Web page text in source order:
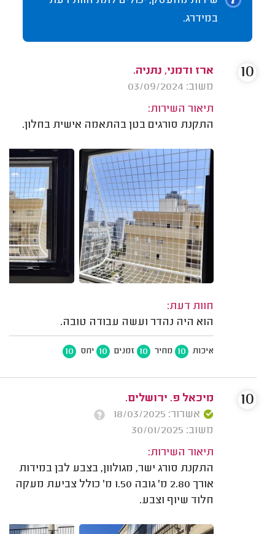
במידרג.
ארז ודמני, נתניה.
משוב: 03/09/2024
תיאור השירות:
התקנת סורגים בטן בהתאמה אישית בחלון.
חוות דעת:
הוא היה נהדר ועשה עבודה טובה.
איכות 10 מחיר 10 זמנים 10 יחס 10
10
מיכאל פ. ירושלים.
אשרור: 18/03/2025
משוב: 30/01/2025
תיאור השירות:
התקנת סורג ישר, מגולוון, בצבע לבן במידות
אורך 2.80 מ' גובה 1.50 מ' כולל צביעת מעקה
חלוד שיוף וצבע.
10